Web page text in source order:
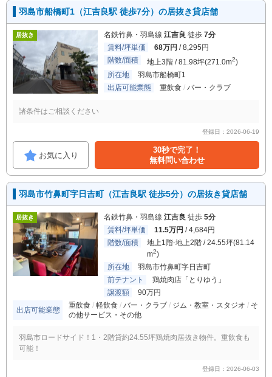
羽島市船橋町1（江吉良駅 徒歩7分）の居抜き貸店舗
居抜き 名鉄竹鼻・羽島線 江吉良 徒歩 7分
賃料/坪単価
68万円 / 8,295円
階数/面積
地上3階 / 81.98坪(271.0m2)
所在地
羽島市船橋町1
出店可能業態
重飲食 バー・クラブ
諸条件はご相談ください
登録日：2026-06-19
お気に入り
30秒で完了！
無料問い合わせ
羽島市竹鼻町字日吉町（江吉良駅 徒歩5分）の居抜き貸店舗
居抜き 名鉄竹鼻・羽島線 江吉良 徒歩 5分
賃料/坪単価
11.5万円 / 4,684円
階数/面積
地上1階-地上2階 / 24.55坪(81.14
m2)
所在地
羽島市竹鼻町字日吉町
前テナント
鶏焼肉店「とりゆう」
譲渡額
90万円
出店可能業態
重飲食 軽飲食 バー・クラブ ジム・教室・スタジオ
そ
の他サービス・その他
羽島市ロードサイド！1・2階貸約24.55坪鶏焼肉居抜き物件。重飲食も
可能！
登録日：2026-06-03